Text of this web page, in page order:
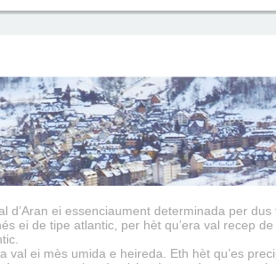
d’Aran ei essenciaument determinada per dus
ei de tipe atlantic, per hèt qu’era val recep
val ei mès umida e heireda. Eth hèt qu’es